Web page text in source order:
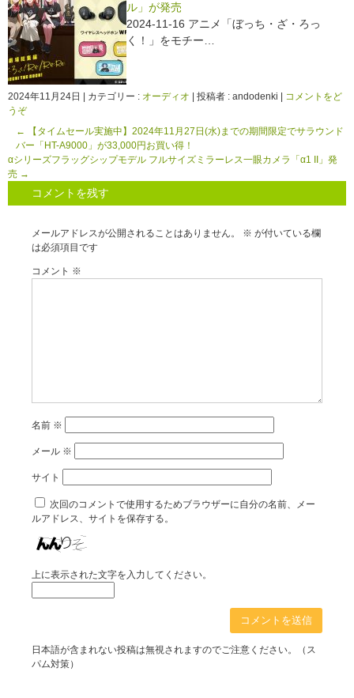
ル」が発売
2024-11-16 アニメ「ぼっち・ざ・ろっ
く！」をモチー…
2024年11月24日 カテゴリー : オーディオ 投稿者 : andodenki
コメントをど
うぞ
←
【タイムセール実施中】2024年11月27日(水)までの期間限定でサラウンド
バー「HT-A9000」が33,000円お買い得！
αシリーズフラッグシップモデル フルサイズミラーレス一眼カメラ「α1 II」発
売 →
コメントを残す
メールアドレスが公開されることはありません。 ※ が付いている欄
は必須項目です
コメント ※
名前 ※
メール ※
サイト
次回のコメントで使用するためブラウザーに自分の名前、メー
ルアドレス、サイトを保存する。
上に表示された文字を入力してください。
日本語が含まれない投稿は無視されますのでご注意ください。（ス
パム対策）